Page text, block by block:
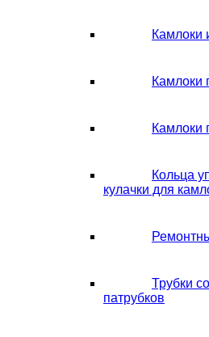
Камлоки
Камлоки
Камлоки
Кольца
кулачки для
Трубки
патрубков